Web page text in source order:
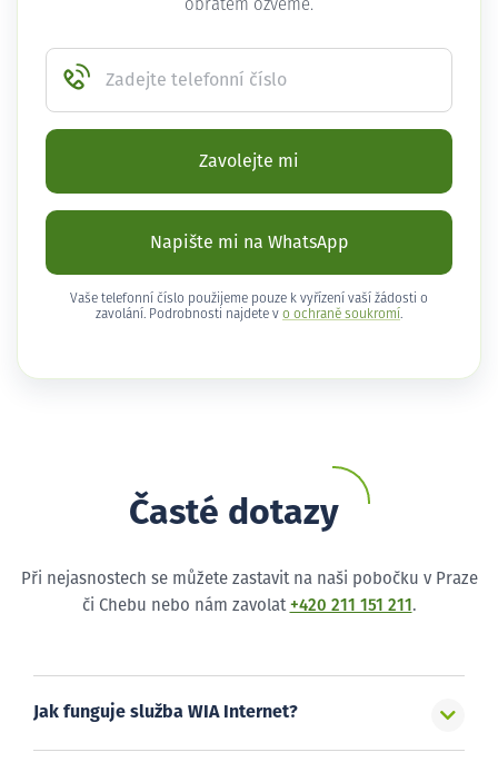
obratem ozveme.
Zadejte telefonní číslo
Zavolejte mi
Napište mi na WhatsApp
Vaše telefonní číslo použijeme pouze k vyřízení vaší žádosti o
zavolání. Podrobnosti najdete v o ochraně soukromí .
Časté dotazy
Při nejasnostech se můžete zastavit na naši pobočku v Praze
či Chebu nebo nám zavolat +420 211 151 211 .
Jak funguje služba WIA Internet?